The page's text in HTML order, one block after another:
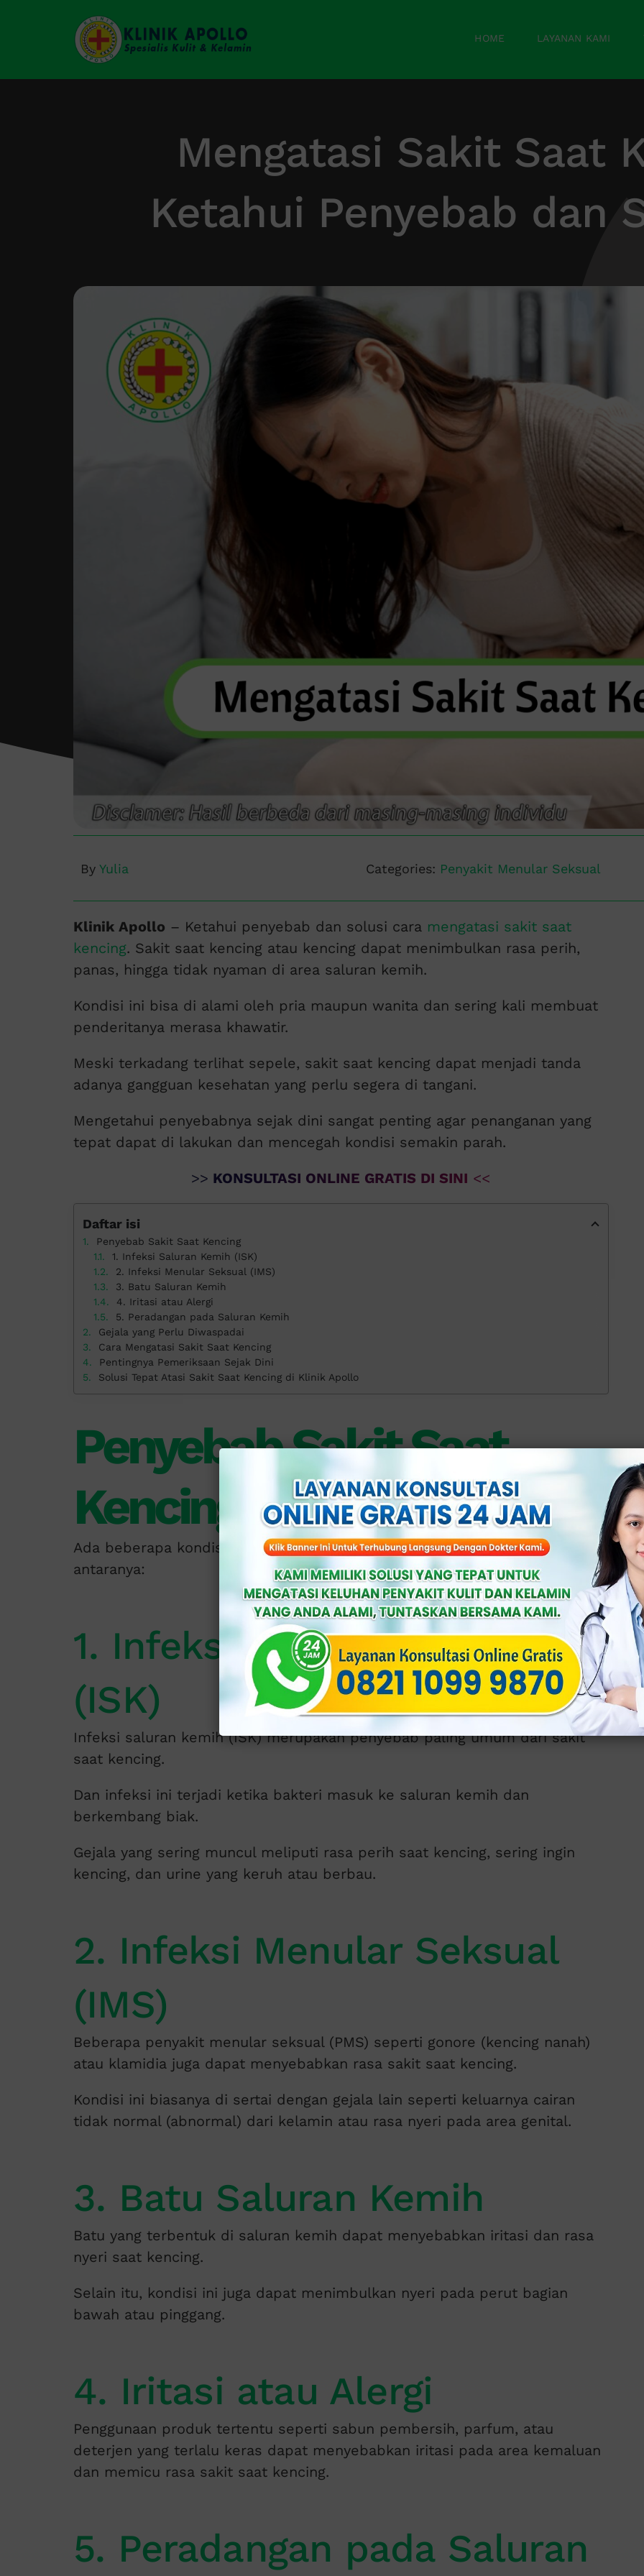
HOME LAYANAN KAMI
Mengatasi Sakit Saat
Ketahui Penyebab dan
By Yulia Categories: Penyakit Menular Seksual
Klinik Apollo – Ketahui penyebab dan solusi cara mengatasi sakit saat
kencing. Sakit saat kencing atau kencing dapat menimbulkan rasa perih,
panas, hingga tidak nyaman di area saluran kemih.
Kondisi ini bisa di alami oleh pria maupun wanita dan sering kali membuat
penderitanya merasa khawatir.
Meski terkadang terlihat sepele, sakit saat kencing dapat menjadi tanda
adanya gangguan kesehatan yang perlu segera di tangani.
Mengetahui penyebabnya sejak dini sangat penting agar penanganan yang
tepat dapat di lakukan dan mencegah kondisi semakin parah.
>> KONSULTASI ONLINE GRATIS DI SINI <<
Daftar isi
Penyebab Sakit Saat Kencing
1. Infeksi Saluran Kemih (ISK)
2. Infeksi Menular Seksual (IMS)
3. Batu Saluran Kemih
4. Iritasi atau Alergi
5. Peradangan pada Saluran Kemih
Gejala yang Perlu Diwaspadai
Cara Mengatasi Sakit Saat Kencing
Pentingnya Pemeriksaan Sejak Dini
Solusi Tepat Atasi Sakit Saat Kencing di Klinik Apollo
Penyebab Sakit Saat
Kencing
Ada beberapa kondisi yang dapat menyebabkan rasa sakit saat kencing, di
antaranya:
1. Infeksi Saluran Kemih
(ISK)
Infeksi saluran kemih (ISK) merupakan penyebab paling umum dari sakit
saat kencing.
Dan infeksi ini terjadi ketika bakteri masuk ke saluran kemih dan
berkembang biak.
Gejala yang sering muncul meliputi rasa perih saat kencing, sering ingin
kencing, dan urine yang keruh atau berbau.
2. Infeksi Menular Seksual
(IMS)
Beberapa penyakit menular seksual (PMS) seperti gonore (kencing nanah)
atau klamidia juga dapat menyebabkan rasa sakit saat kencing.
Kondisi ini biasanya di sertai dengan gejala lain seperti keluarnya cairan
tidak normal (abnormal) dari kelamin atau rasa nyeri pada area genital.
3. Batu Saluran Kemih
Batu yang terbentuk di saluran kemih dapat menyebabkan iritasi dan rasa
nyeri saat kencing.
Selain itu, kondisi ini juga dapat menimbulkan nyeri pada perut bagian
bawah atau pinggang.
4. Iritasi atau Alergi
Penggunaan produk tertentu seperti sabun pembersih, parfum, atau
deterjen yang terlalu keras dapat menyebabkan iritasi pada area kemaluan
dan memicu rasa sakit saat kencing.
5. Peradangan pada Saluran